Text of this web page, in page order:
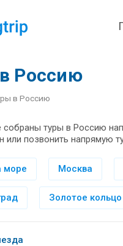
Россию
в Россию
собраны туры в Россию
или позвонить напрямую
море Москва
Золотое